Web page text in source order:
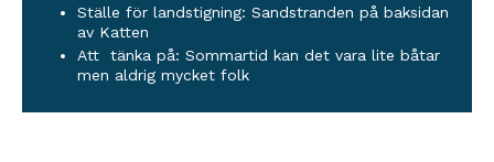
Ställe för landstigning: Sandstranden på baksidan
av Katten
Att tänka på: Sommartid kan det vara lite båtar
men aldrig mycket folk